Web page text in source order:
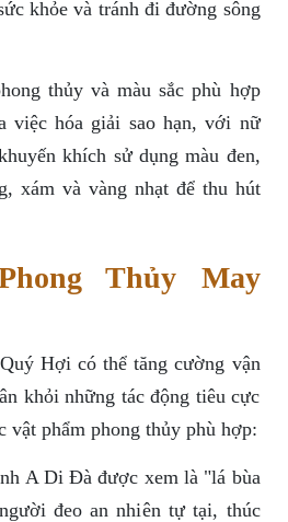
khỏe và tránh đi đường sông
thủy và màu sắc phù hợp
việc hóa giải sao hạn, với nữ
khích sử dụng màu đen,
xám và vàng nhạt để thu hút
Thủy May
Hợi có thể tăng cường vận
khỏi những tác động tiêu cực
vật phẩm phong thủy phù hợp:
A Di Đà được xem là "lá bùa
đeo an nhiên tự tại, thúc